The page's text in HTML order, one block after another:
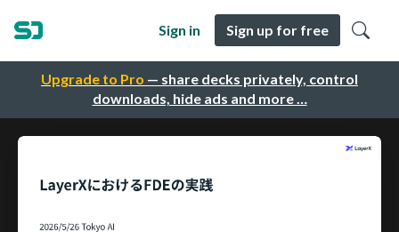
Upgrade to Pro — share decks privately, control
downloads, hide ads and more …
Sign in Sign up for free